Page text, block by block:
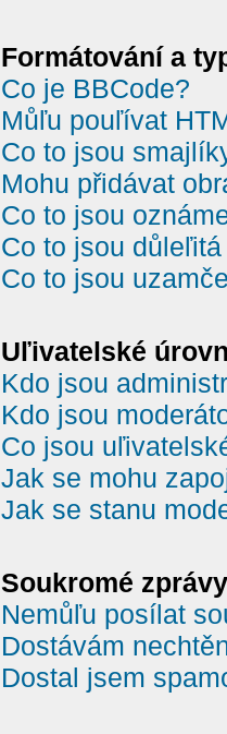
Formátování a
Co je BBCode?
Můľu pouľívat
Co to jsou
Mohu přidávat
Co to jsou
Co to jsou
Co to jsou
Uľivatelské
Kdo jsou
Kdo jsou
Co jsou
Jak se mohu
Jak se stanu
Soukromé zprávy
Nemůľu posílat
Dostávám
Dostal jsem